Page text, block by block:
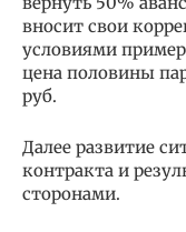
вносит свои
условиями
цена половины
руб.
Далее развитие
контракта и
сторонами.